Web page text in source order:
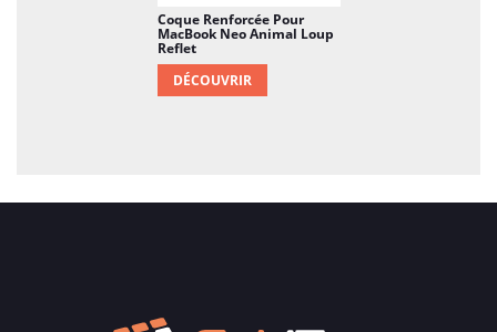
Coque Renforcée Pour
MacBook Neo Animal Loup
Reflet
DÉCOUVRIR